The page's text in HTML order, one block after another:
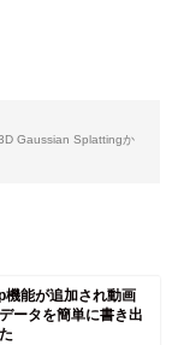
Gaussian Splattingか
能が追加され動画
ータを簡単に書き出